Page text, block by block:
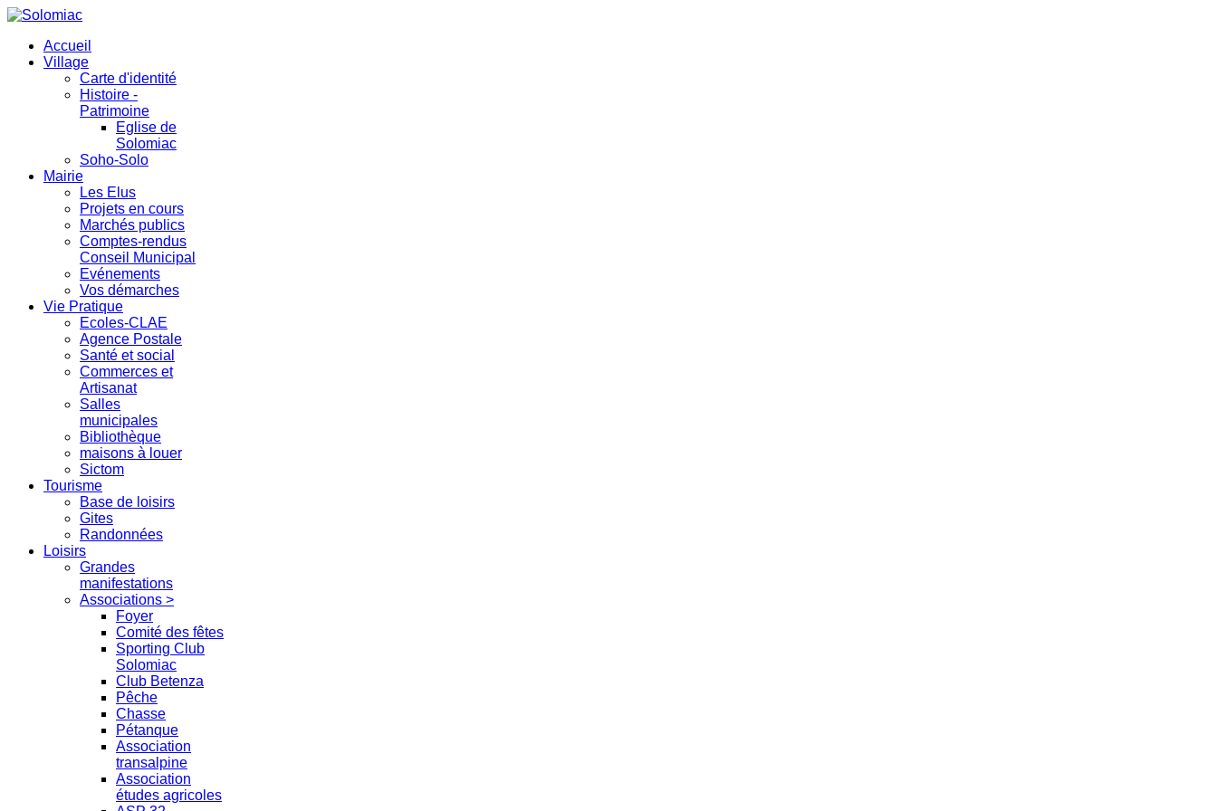
Accueil
Village
Carte d'identité
Histoire -
Patrimoine
Eglise de
Solomiac
Soho-Solo
Mairie
Les Elus
Projets en cours
Marchés publics
Comptes-rendus
Conseil Municipal
Evénements
Vos démarches
Vie Pratique
Ecoles-CLAE
Agence Postale
Santé et social
Commerces et
Artisanat
Salles
municipales
Bibliothèque
maisons à louer
Sictom
Tourisme
Base de loisirs
Gites
Randonnées
Loisirs
Grandes
manifestations
Associations >
Foyer
Comité des fêtes
Sporting Club
Solomiac
Club Betenza
Pêche
Chasse
Pétanque
Association
transalpine
Association
études agricoles